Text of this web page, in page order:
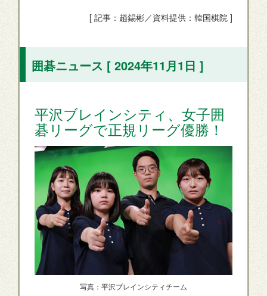
[ 記事：趙錫彬／資料提供：韓国棋院 ]
囲碁ニュース [ 2024年11月1日 ]
平沢ブレインシティ、女子囲
碁リーグで正規リーグ優勝！
写真：平沢ブレインシティチーム